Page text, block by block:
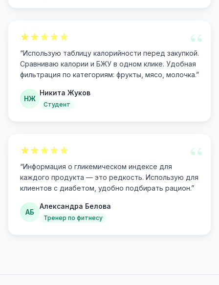
“
“Использую таблицу калорийности перед закупкой.
Сравниваю калории и БЖУ в одном клике. Удобная
фильтрация по категориям: фрукты, мясо, молочка.”
НЖ
Никита Жуков
Студент
“
“Информация о гликемическом индексе для
каждого продукта — это редкость. Использую для
клиентов с диабетом, удобно подбирать рацион.”
АБ
Александра Белова
Тренер по фитнесу